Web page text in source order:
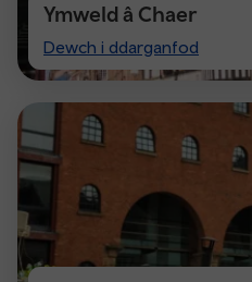
Ymweld â Chaer
Dewch i ddarganfod
Visit
Chester